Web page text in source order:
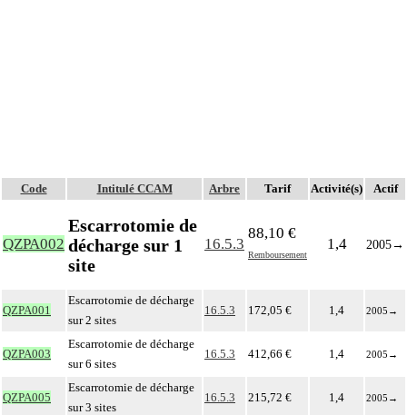
Code Intitulé CCAM Arbre Tarif Activité(s) Actif
QZPA002
Escarrotomie de
décharge sur 1
site
16.5.3
88,10 €
Remboursement
1,4 2005→
QZPA001
Escarrotomie de décharge
sur 2 sites
16.5.3 172,05 € 1,4 2005 →
QZPA003
Escarrotomie de décharge
sur 6 sites
16.5.3 412,66 € 1,4 2005 →
QZPA005
Escarrotomie de décharge
sur 3 sites
16.5.3 215,72 € 1,4 2005 →